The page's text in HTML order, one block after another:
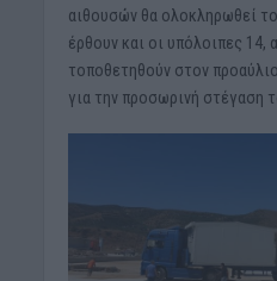
αιθουσών θα ολοκληρωθεί
έρθουν και οι υπόλοιπες 14,
τοποθετηθούν στον
για την προσωρινή στέγαση